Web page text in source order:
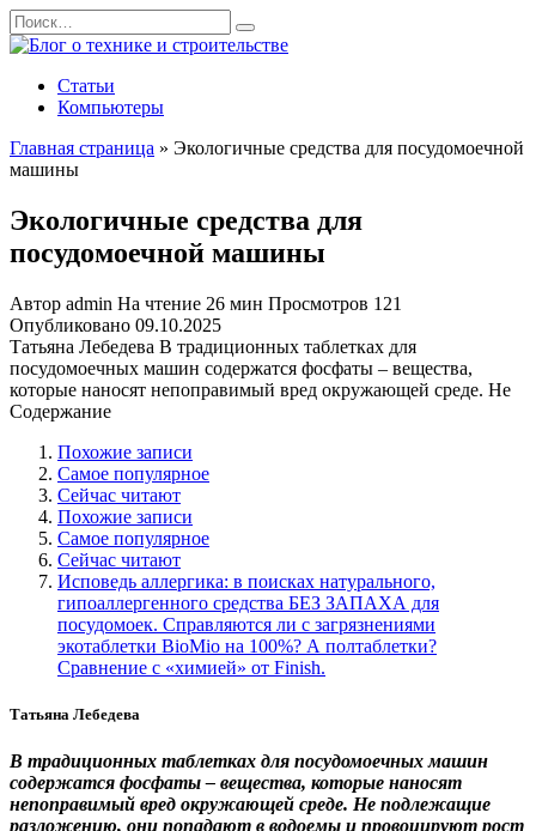
Перейти
к
Search
for:
Статьи
Компьютеры
Главная страница » Экологичные средства для посудомоечной
машины
Экологичные средства для
посудомоечной машины
Автор admin На чтение 26 мин Просмотров 121
Опубликовано 09.10.2025
Татьяна Лебедева В традиционных таблетках для
посудомоечных машин содержатся фосфаты – вещества,
которые наносят непоправимый вред окружающей среде. Не
Содержание
Похожие записи
Самое популярное
Сейчас читают
Похожие записи
Самое популярное
Сейчас читают
Исповедь аллергика: в поисках натурального,
гипоаллергенного средства БЕЗ ЗАПАХА для
посудомоек. Справляются ли с загрязнениями
экотаблетки BioMio на 100%? А полтаблетки?
Сравнение с «химией» от Finish.
Татьяна Лебедева
В традиционных таблетках для посудомоечных машин
содержатся фосфаты – вещества, которые наносят
непоправимый вред окружающей среде. Не подлежащие
разложению, они попадают в водоемы и провоцируют рост